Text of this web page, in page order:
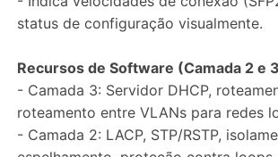
status de configuração visualmente.
Recursos de Software (Camada 2 e
- Camada 3: Servidor DHCP,
roteamento entre VLANs para redes
- Camada 2: LACP, STP/RSTP,